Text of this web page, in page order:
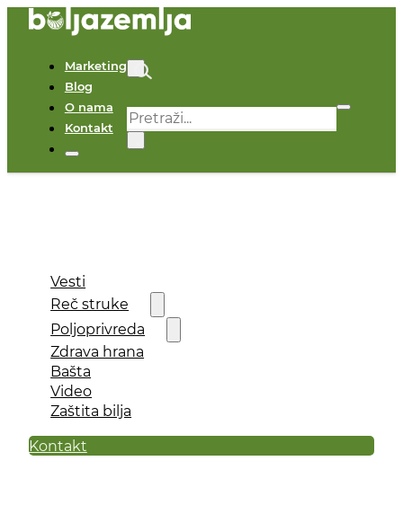
Marketing
Blog
O nama
Kontakt
Pretraga
Vesti
Reč struke
Poljoprivreda
Zdrava hrana
Bašta
Video
Zaštita bilja
Kontakt